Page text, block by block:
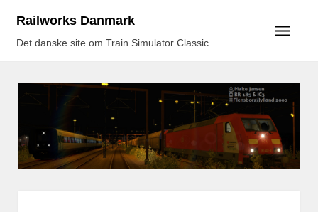
content
Railworks Danmark
Det danske site om Train Simulator Classic